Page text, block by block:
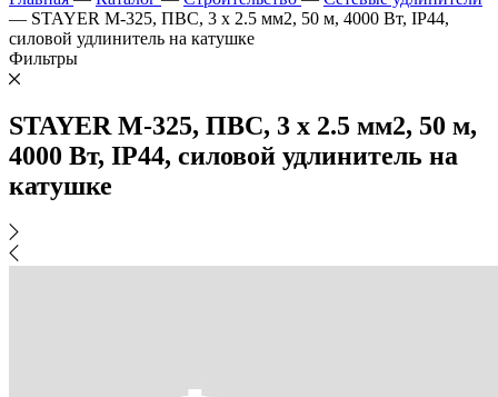
— STAYER М-325, ПВС, 3 х 2.5 мм2, 50 м, 4000 Вт, IP44,
силовой удлинитель на катушке
Фильтры
STAYER М-325, ПВС, 3 х 2.5 мм2, 50 м,
4000 Вт, IP44, силовой удлинитель на
катушке